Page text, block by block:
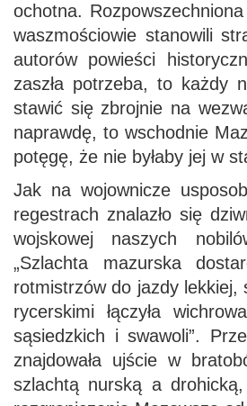
ochotna.
waszmościowie stanowili
autorów powieści
zaszła potrzeba, to każdy
stawić się zbrojnie na
naprawdę, to wschodnie
potęgę, że nie byłaby jej w
Jak na wojownicze
regestrach znalazło się
wojskowej naszych
„Szlachta mazurska
rotmistrzów do jazdy lekkiej,
rycerskimi łączyła
sąsiedzkich i swawoli”.
znajdowała ujście w
szlachtą nurską a